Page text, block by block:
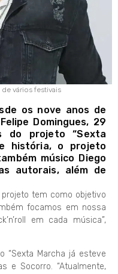
vários festivais
os nove anos de
Domingues, 29
do projeto “Sexta
história, o projeto
músico Diego
autorais, além de
tem como objetivo
focamos em nossa
em cada música”,
“Sexta Marcha já esteve
e Socorro. “Atualmente,